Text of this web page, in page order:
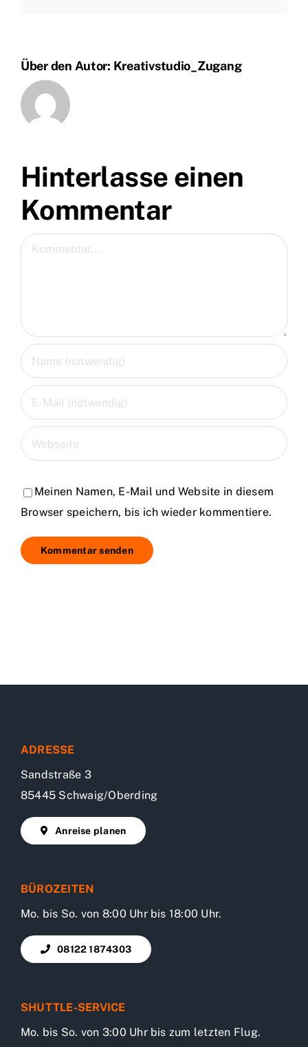
Über den Autor: Kreativstudio_Zugang
Hinterlasse einen
Kommentar
Kommentar
Meinen Namen, E-Mail und Website in diesem
Browser speichern, bis ich wieder kommentiere.
ADRESSE
Sandstraße 3
85445 Schwaig/Oberding
Anreise planen
BÜROZEITEN
Mo. bis So. von 8:00 Uhr bis 18:00 Uhr.
08122 1874303
SHUTTLE-SERVICE
Mo. bis So. von 3:00 Uhr bis zum letzten Flug.